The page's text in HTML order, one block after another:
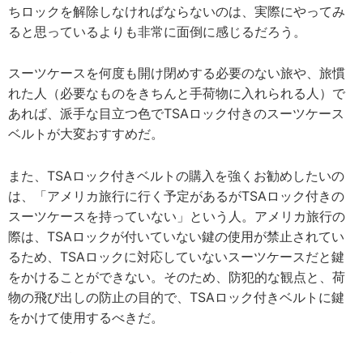
ちロックを解除しなければならないのは、実際にやってみ
ると思っているよりも非常に面倒に感じるだろう。
スーツケースを何度も開け閉めする必要のない旅や、旅慣
れた人（必要なものをきちんと手荷物に入れられる人）で
あれば、派手な目立つ色でTSAロック付きのスーツケース
ベルトが大変おすすめだ。
また、TSAロック付きベルトの購入を強くお勧めしたいの
は、「アメリカ旅行に行く予定があるがTSAロック付きの
スーツケースを持っていない」という人。アメリカ旅行の
際は、TSAロックが付いていない鍵の使用が禁止されてい
るため、TSAロックに対応していないスーツケースだと鍵
をかけることができない。そのため、防犯的な観点と、荷
物の飛び出しの防止の目的で、TSAロック付きベルトに鍵
をかけて使用するべきだ。